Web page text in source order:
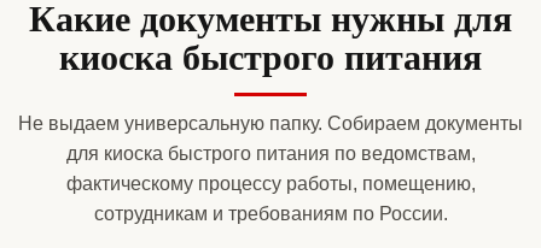
Какие документы нужны для
киоска быстрого питания
Не выдаем универсальную папку. Собираем документы
для киоска быстрого питания по ведомствам,
фактическому процессу работы, помещению,
сотрудникам и требованиям по России.